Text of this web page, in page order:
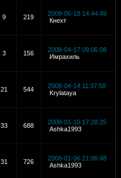
9
219
2009-06-18 14:44:49
Кнехт
3
156
2008-04-17 09:06:08
Имрахиль
21
544
2008-04-14 11:37:58
Krylataya
33 688
2008-01-10 17:28:25
Ashka1993
31 726
2008-01-06 21:06:48
Ashka1993